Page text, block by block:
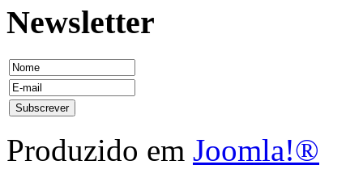
Newsletter
Produzido em Joomla!®